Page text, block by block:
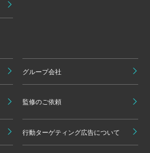
グループ会社
監修のご依頼
行動ターゲティング広告について